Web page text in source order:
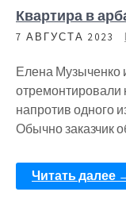
Квартира в
7 АВГУСТА 2023
Елена Музыченко
отремонтировали
напротив одного
Обычно заказчик
Читать далее